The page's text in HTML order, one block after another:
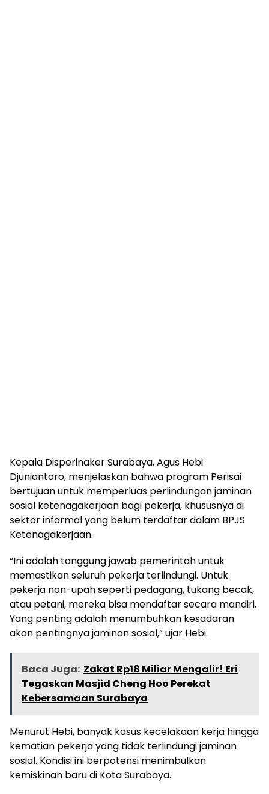
Kepala Disperinaker Surabaya, Agus Hebi
Djuniantoro, menjelaskan bahwa program Perisai
bertujuan untuk memperluas perlindungan jaminan
sosial ketenagakerjaan bagi pekerja, khususnya di
sektor informal yang belum terdaftar dalam BPJS
Ketenagakerjaan.
“Ini adalah tanggung jawab pemerintah untuk
memastikan seluruh pekerja terlindungi. Untuk
pekerja non-upah seperti pedagang, tukang becak,
atau petani, mereka bisa mendaftar secara mandiri.
Yang penting adalah menumbuhkan kesadaran
akan pentingnya jaminan sosial,” ujar Hebi.
Baca Juga: Zakat Rp18 Miliar Mengalir! Eri
Tegaskan Masjid Cheng Hoo Perekat
Kebersamaan Surabaya
Menurut Hebi, banyak kasus kecelakaan kerja hingga
kematian pekerja yang tidak terlindungi jaminan
sosial. Kondisi ini berpotensi menimbulkan
kemiskinan baru di Kota Surabaya.